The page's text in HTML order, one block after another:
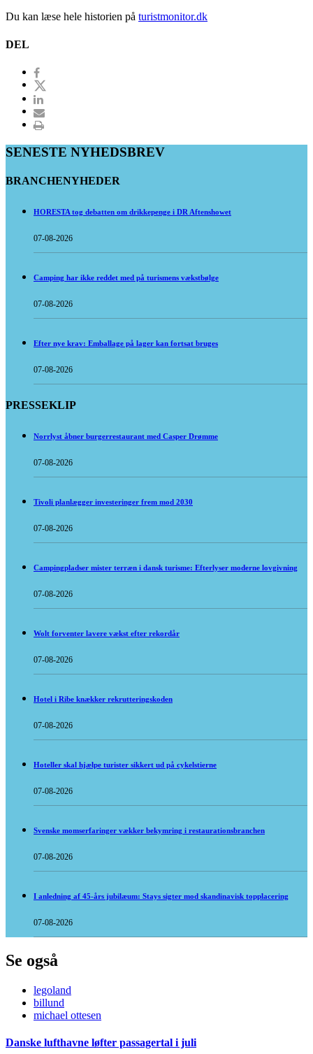
Du kan læse hele historien på turistmonitor.dk
DEL
SENESTE NYHEDSBREV
BRANCHENYHEDER
HORESTA tog debatten om drikkepenge i DR Aftenshowet
07-08-2026
Camping har ikke reddet med på turismens vækstbølge
07-08-2026
Efter nye krav: Emballage på lager kan fortsat bruges
07-08-2026
PRESSEKLIP
Norrlyst åbner burgerrestaurant med Casper Drømme
07-08-2026
Tivoli planlægger investeringer frem mod 2030
07-08-2026
Campingpladser mister terræn i dansk turisme: Efterlyser moderne lovgivning
07-08-2026
Wolt forventer lavere vækst efter rekordår
07-08-2026
Hotel i Ribe knækker rekrutteringskoden
07-08-2026
Hoteller skal hjælpe turister sikkert ud på cykelstierne
07-08-2026
Svenske momserfaringer vækker bekymring i restaurationsbranchen
07-08-2026
I anledning af 45-års jubilæum: Stays sigter mod skandinavisk topplacering
07-08-2026
Se også
legoland
billund
michael ottesen
Danske lufthavne løfter passagertal i juli